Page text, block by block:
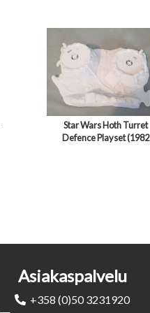
Star Wars Hoth Turret
Defence Playset (1982
Asiakaspalvelu
+358 (0)50 3231920